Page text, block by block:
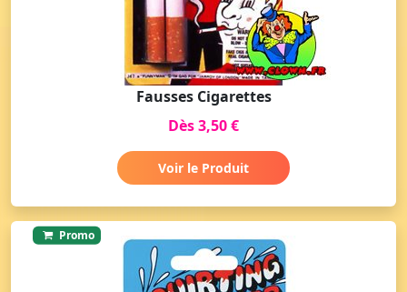
Fausses Cigarettes
Dès 3,50 €
Voir le Produit
Promo